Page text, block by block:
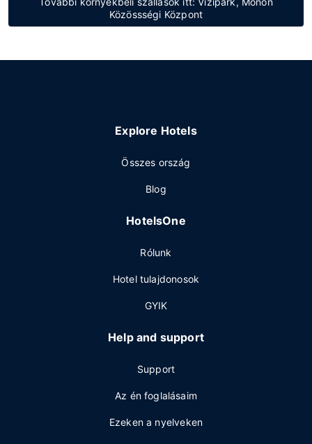
Közössségi Központ
Explore Hotels
Összes ország
Blog
HotelsOne
Rólunk
Hotel tulajdonosok
GYIK
Help and support
Support
Az én foglalásaim
Ezeken a nyelveken